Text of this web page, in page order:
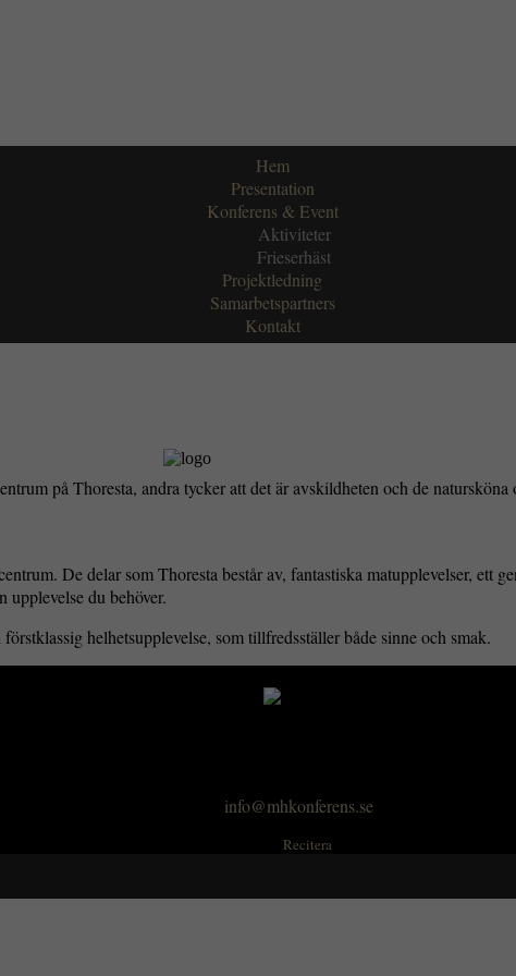
Hem
Presentation
Konferens & Event
Aktiviteter
Frieserhäst
Projektledning
Samarbetspartners
Kontakt
på Thoresta, andra tycker att det är avskildheten och de
De delar som Thoresta består av, fantastiska matupplevelser, ett
du behöver.
helhetsupplevelse, som tillfredsställer både sinne och smak.
info@mhkonferens.se
Recitera